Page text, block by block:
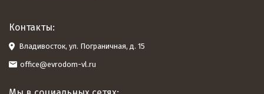
Контакты:
Владивосток, ул. Пограничная, д. 15
office@evrodom-vl.ru